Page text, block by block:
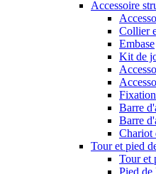
Accessoire
Collier
Embase
Kit de
Barre
Barre
Chariot
Tour et pied
Tour et